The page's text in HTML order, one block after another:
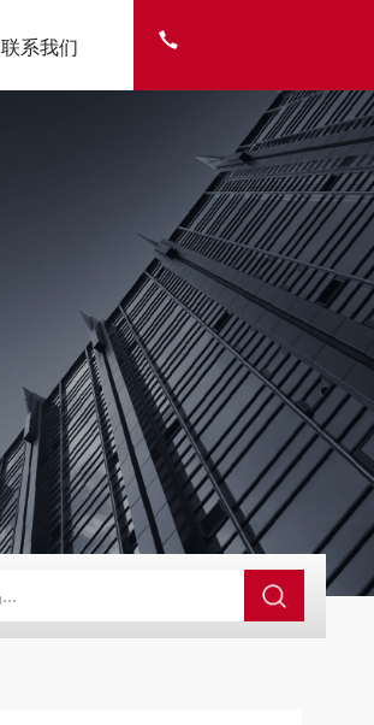
联系我们
GX-2020高温循环器 HX系列低温恒温循环